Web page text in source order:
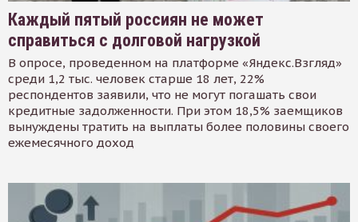
Каждый пятый россиян не может
справиться с долговой нагрузкой
В опросе, проведенном на платформе «Яндекс.Взгляд»
среди 1,2 тыс. человек старше 18 лет, 22%
респондентов заявили, что не могут погашать свои
кредитные задолженности. При этом 18,5% заемщиков
вынуждены тратить на выплаты более половины своего
ежемесячного доход